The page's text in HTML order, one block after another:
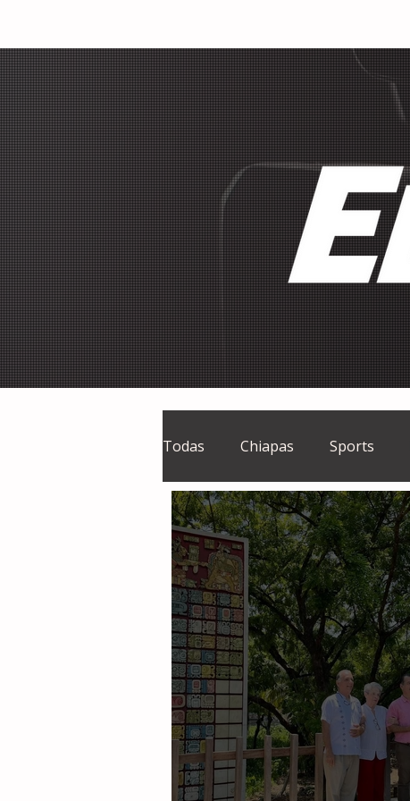
Todas Chiapas Sports
El Sie7e Temas Centrales
Grupo Financiero Continental